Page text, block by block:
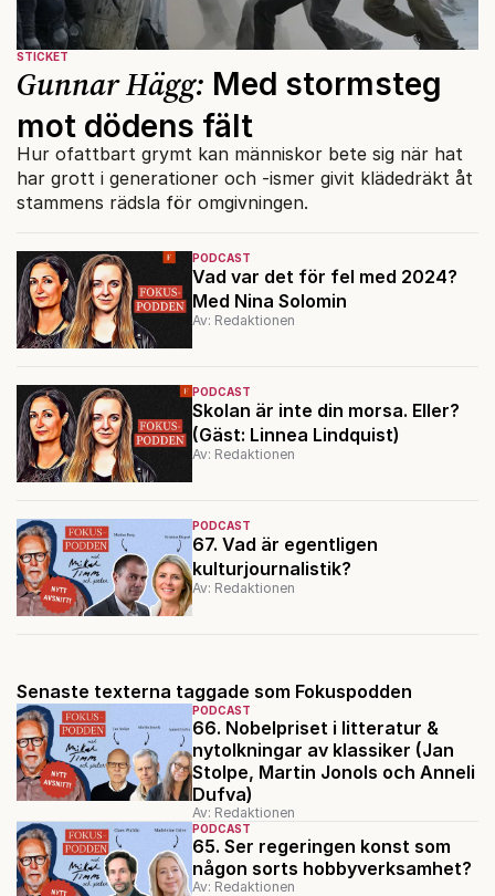
PODCAST
Vad var det för fel med 2024?
Med Nina Solomin
Av: Redaktionen
PODCAST
Skolan är inte din morsa. Eller?
(Gäst: Linnea Lindquist)
Av: Redaktionen
PODCAST
67. Vad är egentligen
kulturjournalistik?
Av: Redaktionen
STICKET
Gunnar Hägg: Med stormsteg
mot dödens fält
Hur ofattbart grymt kan människor bete sig när hat
har grott i generationer och -ismer givit klädedräkt åt
stammens rädsla för omgivningen.
Senaste texterna taggade som Fokuspodden
PODCAST
66. Nobelpriset i litteratur &
nytolkningar av klassiker (Jan
Stolpe, Martin Jonols och Anneli
Dufva)
Av: Redaktionen
PODCAST
65. Ser regeringen konst som
någon sorts hobbyverksamhet?
Av: Redaktionen